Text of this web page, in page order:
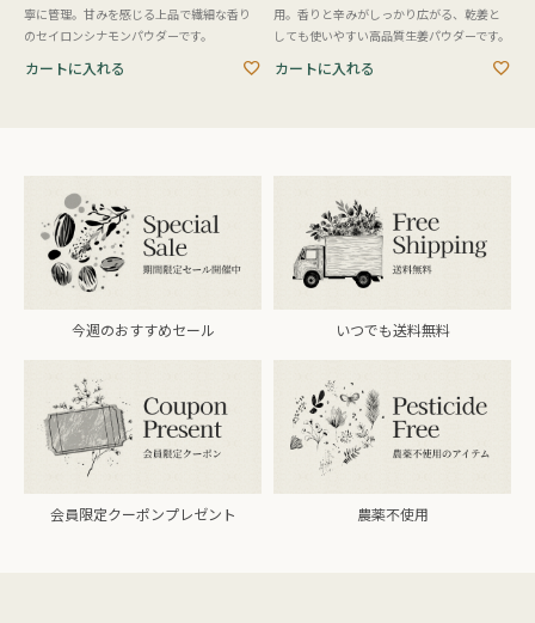
寧に管理。甘みを感じる上品で繊細な香り
のセイロンシナモンパウダーです。
カートに入れる
用。香りと辛みがしっかり広がる、乾姜と
しても使いやすい高品質生姜パウダーです。
カートに入れる
今週のおすすめセール いつでも送料無料
会員限定クーポンプレゼント 農薬不使用